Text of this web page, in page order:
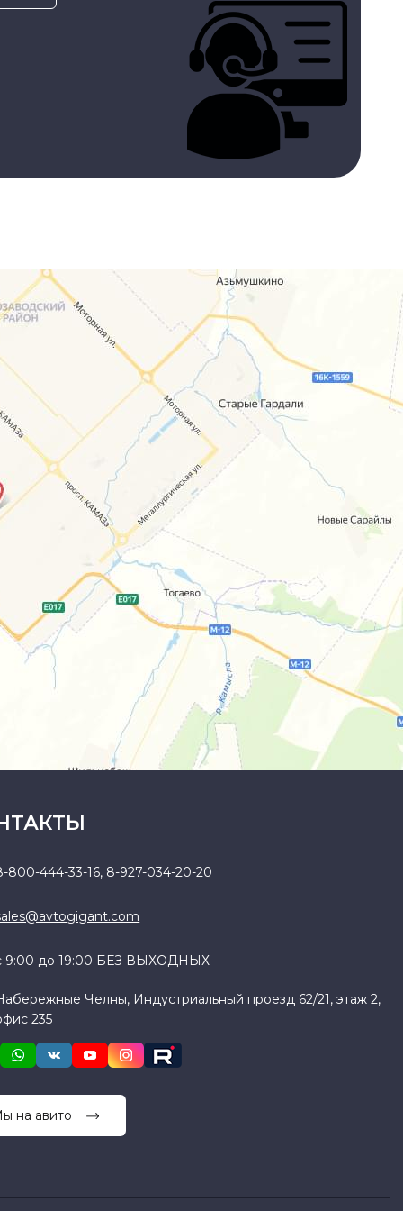
800-444-33-16, 8-927-034-20-20
9:00 до 19:00 БЕЗ ВЫХОДНЫХ
Челны, Индустриальный проезд 62/21, этаж 2,
235
на авито